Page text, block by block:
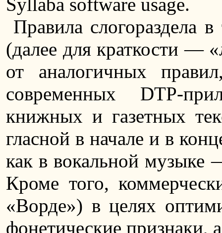
Правила слогораздела
(далее для краткости —
от аналогичных
современных DTP-
книжных и газетных
гласной в начале и в
как в вокальной музыке
Кроме того,
«Ворде») в целях
фонетические